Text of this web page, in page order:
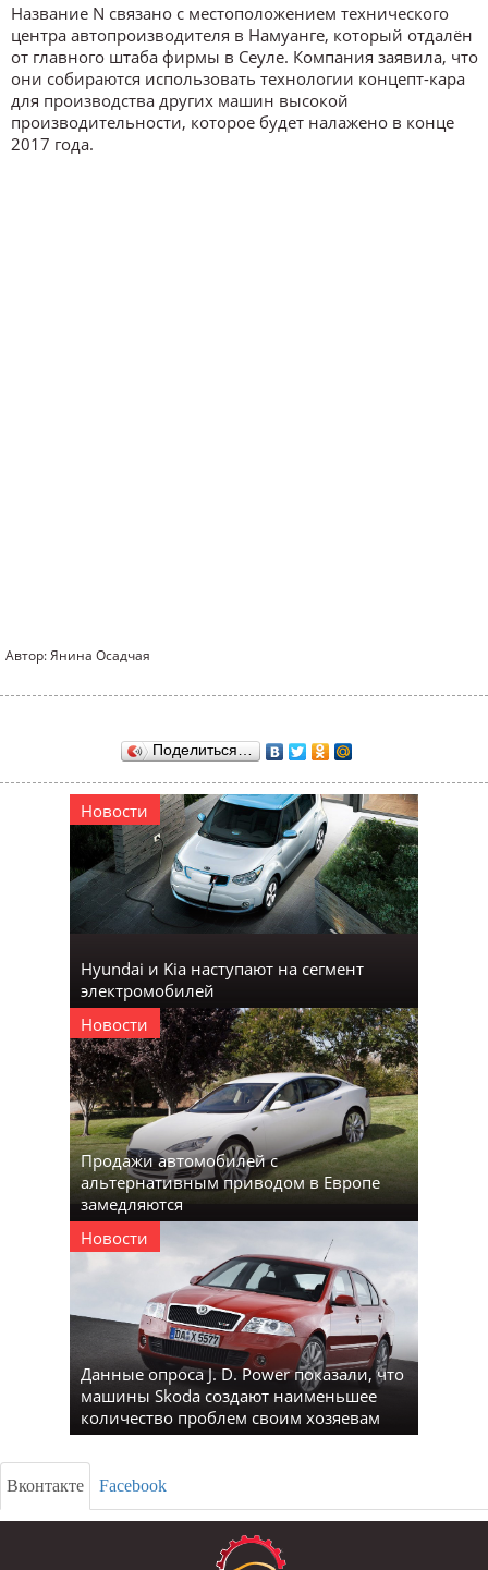
Название N связано с местоположением технического
центра автопроизводителя в Намуанге, который отдалён
от главного штаба фирмы в Сеуле. Компания заявила, что
они собираются использовать технологии концепт-кара
для производства других машин высокой
производительности, которое будет налажено в конце
2017 года.
Автор: Янина Осадчая
Поделиться…
Новости
Hyundai и Kia наступают на сегмент
электромобилей
Новости
Продажи автомобилей с
альтернативным приводом в Европе
замедляются
Новости
Данные опроса J. D. Power показали, что
машины Skoda создают наименьшее
количество проблем своим хозяевам
Вконтакте Facebook